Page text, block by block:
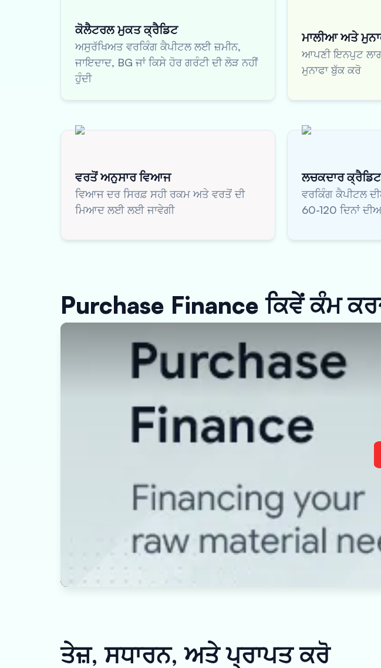
ਕੋਲੈਟਰਲ ਮੁਕਤ ਕ੍ਰੈਡਿਟ
ਅਸੁਰੱਖਿਅਤ ਵਰਕਿੰਗ ਕੈਪੀਟਲ ਲਈ ਜ਼ਮੀਨ,
ਜਾਇਦਾਦ, BG ਜਾਂ ਕਿਸੇ ਹੋਰ ਗਰੰਟੀ ਦੀ ਲੋੜ ਨਹੀਂ
ਹੁੰਦੀ
ਮਾਲੀਆ ਅਤੇ
ਆਪਣੀ ਇਨਪੁਟ
ਮੁਨਾਫਾ ਬੁੱਕ ਕਰੋ
ਵਰਤੋਂ ਅਨੁਸਾਰ ਵਿਆਜ
ਵਿਆਜ ਦਰ ਸਿਰਫ਼ ਸਹੀ ਰਕਮ ਅਤੇ ਵਰਤੋਂ ਦੀ
ਮਿਆਦ ਲਈ ਲਈ ਜਾਵੇਗੀ
ਲਚਕਦਾਰ
ਵਰਕਿੰਗ ਕੈਪੀਟਲ
60-120 ਦਿਨਾਂ
Purchase Finance ਕਿਵੇਂ ਕੰਮ
ਤੇਜ਼, ਸਧਾਰਨ, ਅਤੇ ਪ੍ਰਾਪਤ ਕਰੋ